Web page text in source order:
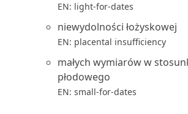
EN: light-for-dates
niewydolności łożyskowej
EN: placental insufficiency
małych wymiarów w
płodowego
EN: small-for-dates